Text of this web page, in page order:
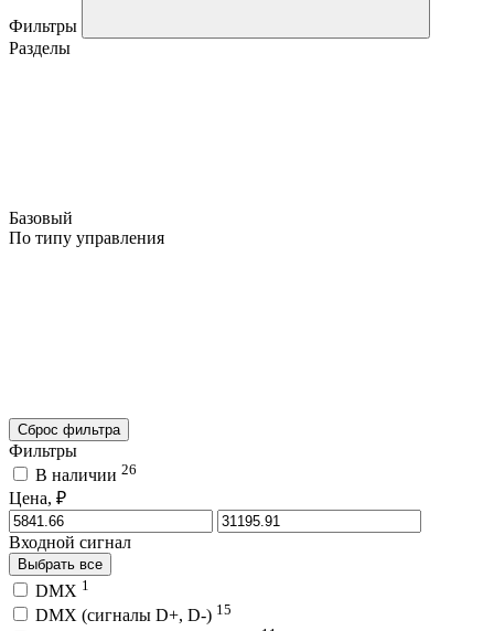
Фильтры
Разделы
Базовый
По типу управления
Сброс фильтра
Фильтры
В наличии 26
Цена, ₽
Входной сигнал
Выбрать все
DMX 1
DMX (сигналы D+, D-) 15